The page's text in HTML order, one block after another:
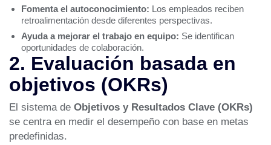
Fomenta el autoconocimiento: Los empleados reciben
retroalimentación desde diferentes perspectivas.
Ayuda a mejorar el trabajo en equipo: Se identifican
oportunidades de colaboración.
2. Evaluación basada en
objetivos (OKRs)
El sistema de Objetivos y Resultados Clave (OKRs)
se centra en medir el desempeño con base en metas
predefinidas.